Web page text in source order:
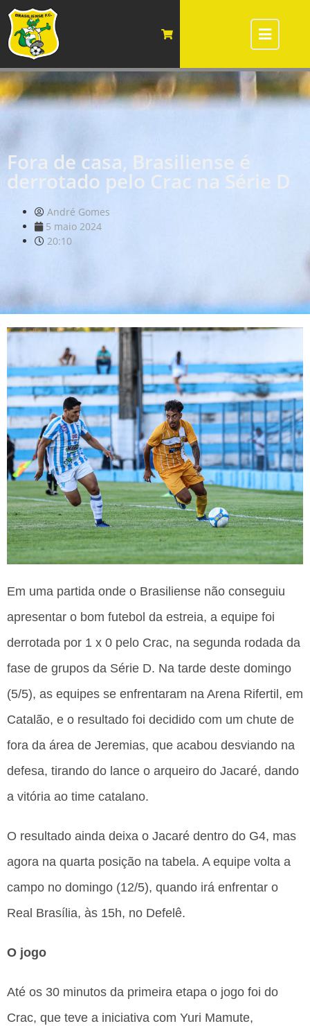
Fora de casa, Brasiliense é
derrotado pelo Crac na Série D
André Gomes
5 maio 2024
20:10
Em uma partida onde o Brasiliense não conseguiu
apresentar o bom futebol da estreia, a equipe foi
derrotada por 1 x 0 pelo Crac, na segunda rodada da
fase de grupos da Série D. Na tarde deste domingo
(5/5), as equipes se enfrentaram na Arena Rifertil, em
Catalão, e o resultado foi decidido com um chute de
fora da área de Jeremias, que acabou desviando na
defesa, tirando do lance o arqueiro do Jacaré, dando
a vitória ao time catalano.
O resultado ainda deixa o Jacaré dentro do G4, mas
agora na quarta posição na tabela. A equipe volta a
campo no domingo (12/5), quando irá enfrentar o
Real Brasília, às 15h, no Defelê.
O jogo
Até os 30 minutos da primeira etapa o jogo foi do
Crac, que teve a iniciativa com Yuri Mamute,